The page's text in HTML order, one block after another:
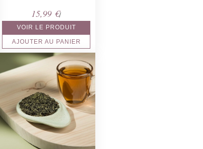
15,99 €/
VOIR LE PRODUIT
AJOUTER AU PANIER